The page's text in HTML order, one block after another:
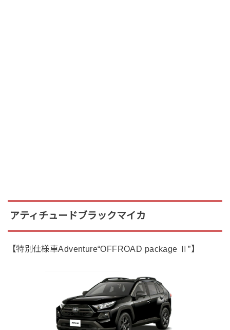
アティチュードブラックマイカ
【特別仕様車Adventure“OFFROAD package Ⅱ”】